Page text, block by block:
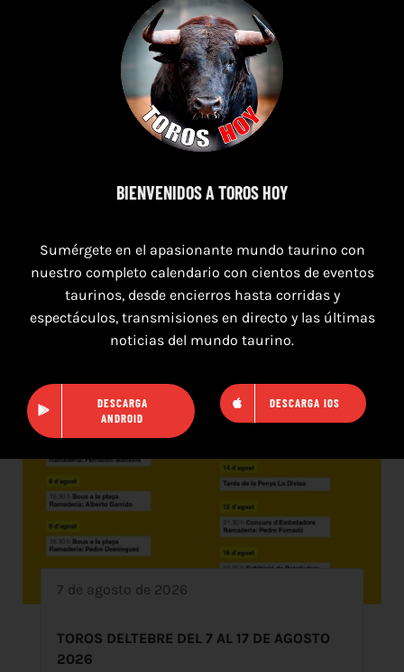
7 de agosto de 2026
TORO CASINOS 7,8 Y 9 DE AGOSTO 2026
7 de agosto de 2026
TOROS DELTEBRE DEL 7 AL 17 DE AGOSTO
2026
BIENVENIDOS A TOROS HOY
Sumérgete en el apasionante mundo taurino con
nuestro completo calendario con cientos de eventos
taurinos, desde encierros hasta corridas y
espectáculos, transmisiones en directo y las últimas
noticias del mundo taurino.
DESCARGA
ANDROID
DESCARGA IOS